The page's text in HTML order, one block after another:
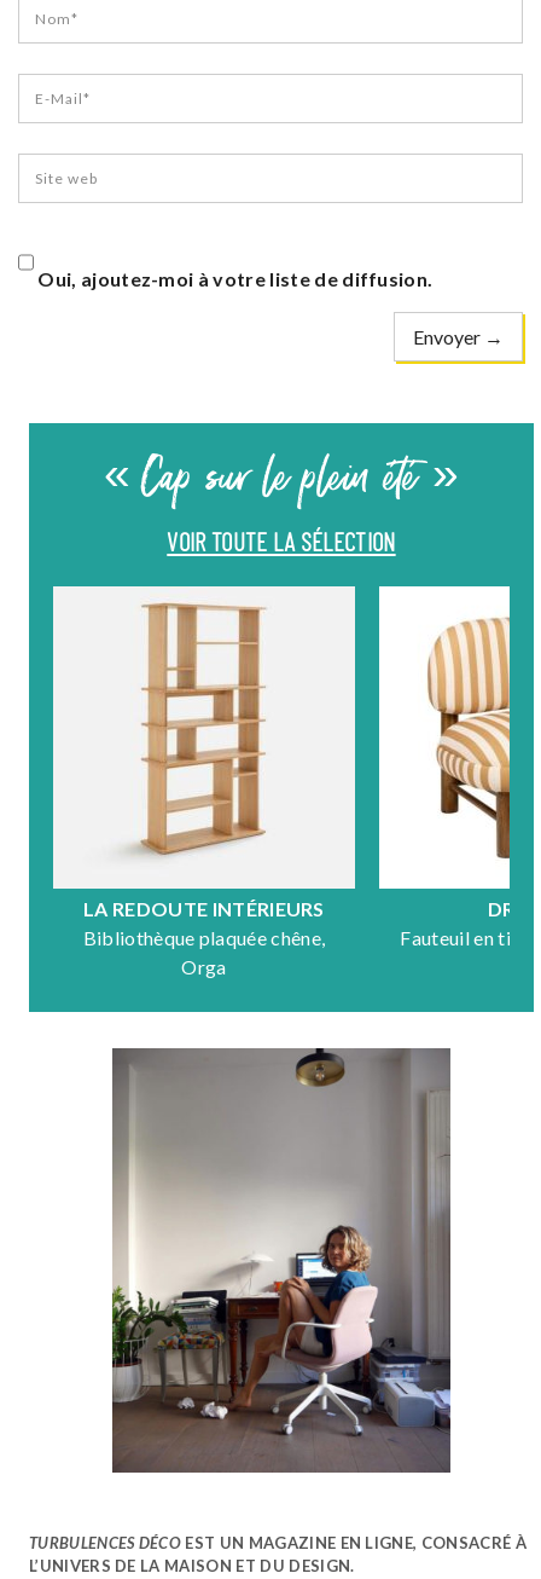
Oui, ajoutez-moi à votre liste de diffusion.
« Cap sur le plein été »
VOIR TOUTE LA SÉLECTION
LA REDOUTE INTÉRIEURS
Bibliothèque plaquée chêne,
Orga
Fauteuil en
TURBULENCES DÉCO EST UN MAGAZINE EN LIGNE, CONSACRÉ À
L’UNIVERS DE LA MAISON ET DU DESIGN.